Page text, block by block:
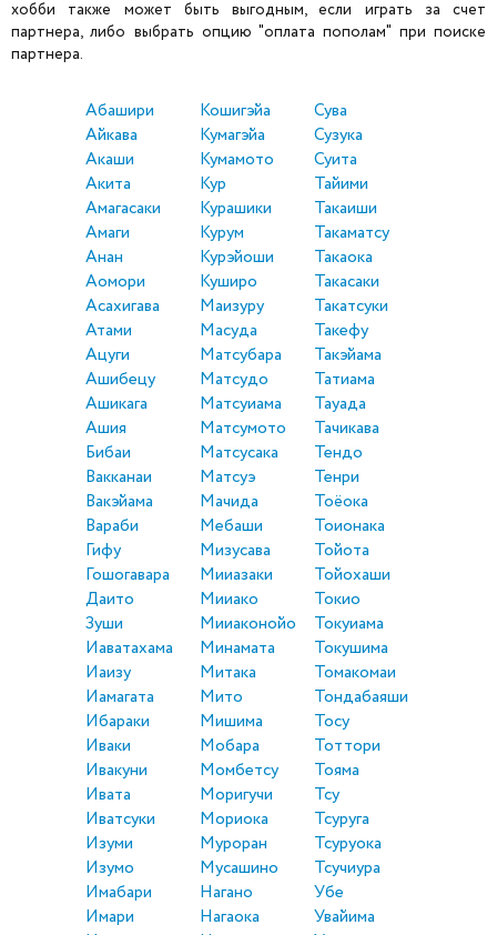
хобби также может быть выгодным, если играть за счет
партнера, либо выбрать опцию "оплата пополам" при поиске
партнера.
Абашири
Айкава
Акаши
Акита
Амагасаки
Амаги
Анан
Аомори
Асахигава
Атами
Ацуги
Ашибецу
Ашикага
Ашия
Бибаи
Вакканаи
Вакэйама
Вараби
Гифу
Гошогавара
Даито
Зуши
Иаватахама
Иаизу
Иамагата
Ибараки
Иваки
Ивакуни
Ивата
Иватсуки
Изуми
Изумо
Имабари
Имари
Кошигэйа
Кумагэйа
Кумамото
Кур
Курашики
Курум
Курэйоши
Куширо
Маизуру
Масуда
Матсубара
Матсудо
Матсуиама
Матсумото
Матсусака
Матсуэ
Мачида
Мебаши
Мизусава
Мииазаки
Мииако
Мииаконойо
Минамата
Митака
Мито
Мишима
Мобара
Момбетсу
Моригучи
Мориока
Муроран
Мусашино
Нагано
Нагаока
Сува
Сузука
Суита
Тайими
Такаиши
Такаматсу
Такаока
Такасаки
Такатсуки
Такефу
Такэйама
Татиама
Тауада
Тачикава
Тендо
Тенри
Тоёока
Тоионака
Тойота
Тойохаши
Токио
Токуиама
Токушима
Томакомаи
Тондабаяши
Тосу
Тоттори
Тояма
Тсу
Тсуруга
Тсуруока
Тсучиура
Убе
Увайима